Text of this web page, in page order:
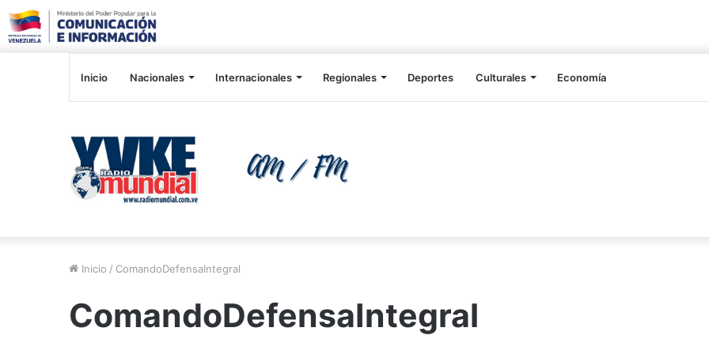
Inicio Nacionales Internacionales Regionales Deportes Culturales Economía
Inicio / ComandoDefensaIntegral
ComandoDefensaIntegral